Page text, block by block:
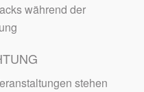
während der
stehen